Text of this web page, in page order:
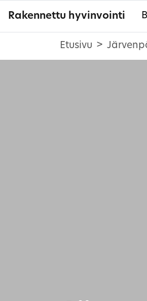
Rakennettu hyvinvointi
Etusivu